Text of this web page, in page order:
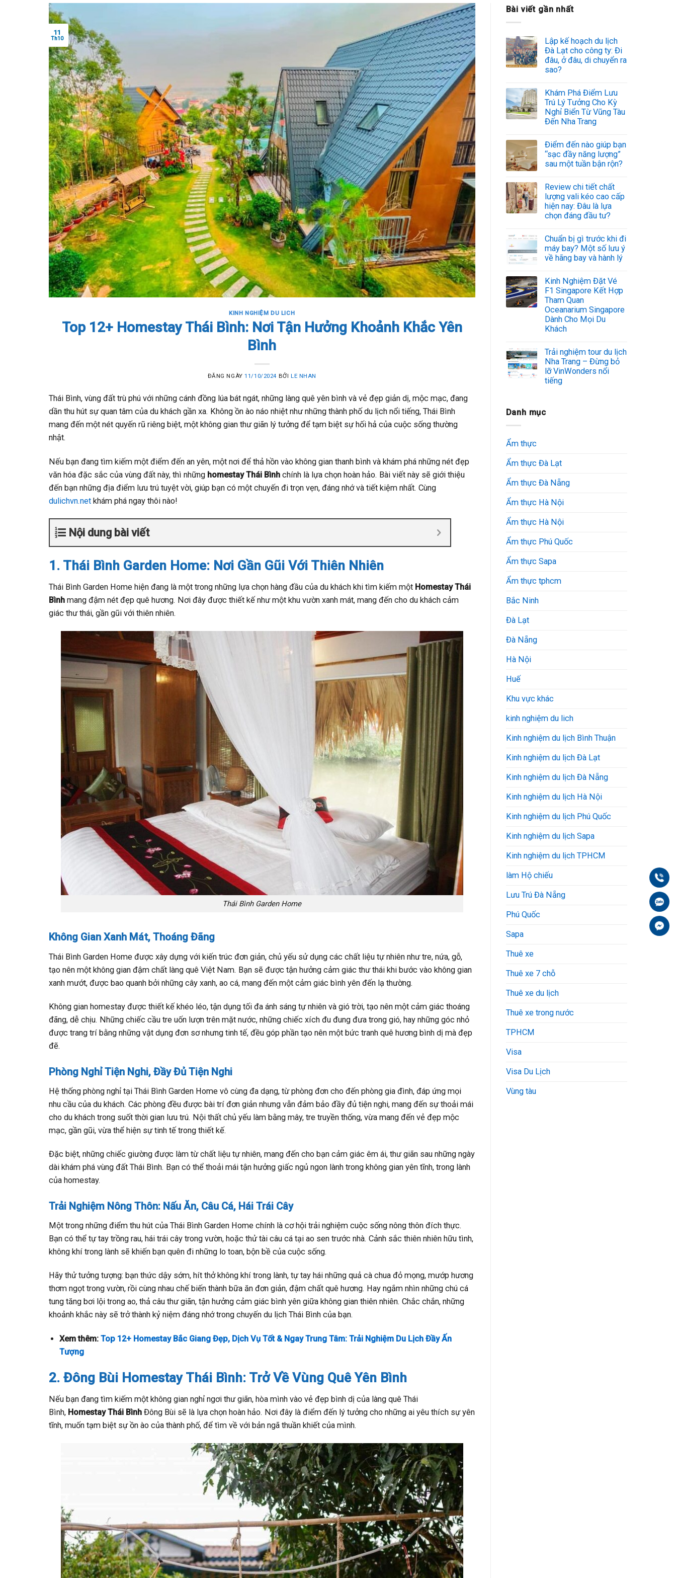
11
Th10
KINH NGHIỆM DU LICH
Top 12+ Homestay Thái Bình: Nơi Tận Hưởng Khoảnh Khắc Yên
Bình
ĐĂNG NGÀY11/10/2024 BỞI LE NHAN
Thái Bình, vùng đất trù phú với những cánh đồng lúa bát ngát, những làng quê yên bình và vẻ đẹp giản dị, mộc mạc, đang
dần thu hút sự quan tâm của du khách gần xa. Không ồn ào náo nhiệt như những thành phố du lịch nổi tiếng, Thái Bình
mang đến một nét quyến rũ riêng biệt, một không gian thư giãn lý tưởng để tạm biệt sự hối hả của cuộc sống thường
nhật.
Nếu bạn đang tìm kiếm một điểm đến an yên, một nơi để thả hồn vào không gian thanh bình và khám phá những nét đẹp
văn hóa đặc sắc của vùng đất này, thì những homestay Thái Bình chính là lựa chọn hoàn hảo. Bài viết này sẽ giới thiệu
đến bạn những địa điểm lưu trú tuyệt vời, giúp bạn có một chuyến đi trọn vẹn, đáng nhớ và tiết kiệm nhất. Cùng
dulichvn.net khám phá ngay thôi nào!
Nội dung bài viết
1. Thái Bình Garden Home: Nơi Gần Gũi Với Thiên Nhiên
Thái Bình Garden Home hiện đang là một trong những lựa chọn hàng đầu của du khách khi tìm kiếm một Homestay Thái
Bình mang đậm nét đẹp quê hương. Nơi đây được thiết kế như một khu vườn xanh mát, mang đến cho du khách cảm
giác thư thái, gần gũi với thiên nhiên.
Thái Bình Garden Home
Không Gian Xanh Mát, Thoáng Đãng
Thái Bình Garden Home được xây dựng với kiến trúc đơn giản, chủ yếu sử dụng các chất liệu tự nhiên như tre, nứa, gỗ,
tạo nên một không gian đậm chất làng quê Việt Nam. Bạn sẽ được tận hưởng cảm giác thư thái khi bước vào không gian
xanh mướt, được bao quanh bởi những cây xanh, ao cá, mang đến một cảm giác bình yên đến lạ thường.
Không gian homestay được thiết kế khéo léo, tận dụng tối đa ánh sáng tự nhiên và gió trời, tạo nên một cảm giác thoáng
đãng, dễ chịu. Những chiếc cầu tre uốn lượn trên mặt nước, những chiếc xích đu đung đưa trong gió, hay những góc nhỏ
được trang trí bằng những vật dụng đơn sơ nhưng tinh tế, đều góp phần tạo nên một bức tranh quê hương bình dị mà đẹp
đẽ.
Phòng Nghỉ Tiện Nghi, Đầy Đủ Tiện Nghi
Hệ thống phòng nghỉ tại Thái Bình Garden Home vô cùng đa dạng, từ phòng đơn cho đến phòng gia đình, đáp ứng mọi
nhu cầu của du khách. Các phòng đều được bài trí đơn giản nhưng vẫn đảm bảo đầy đủ tiện nghi, mang đến sự thoải mái
cho du khách trong suốt thời gian lưu trú. Nội thất chủ yếu làm bằng mây, tre truyền thống, vừa mang đến vẻ đẹp mộc
mạc, gần gũi, vừa thể hiện sự tinh tế trong thiết kế.
Đặc biệt, những chiếc giường được làm từ chất liệu tự nhiên, mang đến cho bạn cảm giác êm ái, thư giãn sau những ngày
dài khám phá vùng đất Thái Bình. Bạn có thể thoải mái tận hưởng giấc ngủ ngon lành trong không gian yên tĩnh, trong lành
của homestay.
Trải Nghiệm Nông Thôn: Nấu Ăn, Câu Cá, Hái Trái Cây
Một trong những điểm thu hút của Thái Bình Garden Home chính là cơ hội trải nghiệm cuộc sống nông thôn đích thực.
Bạn có thể tự tay trồng rau, hái trái cây trong vườn, hoặc thử tài câu cá tại ao sen trước nhà. Cảnh sắc thiên nhiên hữu tình,
không khí trong lành sẽ khiến bạn quên đi những lo toan, bộn bề của cuộc sống.
Hãy thử tưởng tượng: bạn thức dậy sớm, hít thở không khí trong lành, tự tay hái những quả cà chua đỏ mọng, mướp hương
thơm ngọt trong vườn, rồi cùng nhau chế biến thành bữa ăn đơn giản, đậm chất quê hương. Hay ngắm nhìn những chú cá
tung tăng bơi lội trong ao, thả câu thư giãn, tận hưởng cảm giác bình yên giữa không gian thiên nhiên. Chắc chắn, những
khoảnh khắc này sẽ trở thành kỷ niệm đáng nhớ trong chuyến du lịch Thái Bình của bạn.
Xem thêm:Top 12+ Homestay Bắc Giang Đẹp, Dịch Vụ Tốt & Ngay Trung Tâm: Trải Nghiệm Du Lịch Đầy Ấn
Tượng
2. Đông Bùi Homestay Thái Bình: Trở Về Vùng Quê Yên Bình
Nếu bạn đang tìm kiếm một không gian nghỉ ngơi thư giãn, hòa mình vào vẻ đẹp bình dị của làng quê Thái
Bình, Homestay Thái Bình Đông Bùi sẽ là lựa chọn hoàn hảo. Nơi đây là điểm đến lý tưởng cho những ai yêu thích sự yên
tĩnh, muốn tạm biệt sự ồn ào của thành phố, để tìm về với bản ngã thuần khiết của mình.
Bài viết gần nhất
Lập kế hoạch du lịch
Đà Lạt cho công ty: Đi
đâu, ở đâu, di chuyển ra
sao?
Khám Phá Điểm Lưu
Trú Lý Tưởng Cho Kỳ
Nghỉ Biển Từ Vũng Tàu
Đến Nha Trang
Điểm đến nào giúp bạn
“sạc đầy năng lượng”
sau một tuần bận rộn?
Review chi tiết chất
lượng vali kéo cao cấp
hiện nay: Đâu là lựa
chọn đáng đầu tư?
Chuẩn bị gì trước khi đi
máy bay? Một số lưu ý
về hãng bay và hành lý
Kinh Nghiệm Đặt Vé
F1 Singapore Kết Hợp
Tham Quan
Oceanarium Singapore
Dành Cho Mọi Du
Khách
Trải nghiệm tour du lịch
Nha Trang – Đừng bỏ
lỡ VinWonders nổi
tiếng
Danh mục
Ẩm thực
Ẩm thực Đà Lạt
Ẩm thực Đà Nẵng
Ẩm thực Hà Nội
Ẩm thực Hà Nội
Ẩm thực Phú Quốc
Ẩm thực Sapa
Ẩm thực tphcm
Bắc Ninh
Đà Lạt
Đà Nẵng
Hà Nội
Huế
Khu vực khác
kinh nghiệm du lich
Kinh nghiệm du lịch Bình Thuận
Kinh nghiệm du lịch Đà Lạt
Kinh nghiệm du lịch Đà Nẵng
Kinh nghiệm du lịch Hà Nội
Kinh nghiệm du lịch Phú Quốc
Kinh nghiệm du lịch Sapa
Kinh nghiệm du lịch TPHCM
làm Hộ chiếu
Lưu Trú Đà Nẵng
Phú Quốc
Sapa
Thuê xe
Thuê xe 7 chỗ
Thuê xe du lịch
Thuê xe trong nước
TPHCM
Visa
Visa Du Lịch
Vùng tàu